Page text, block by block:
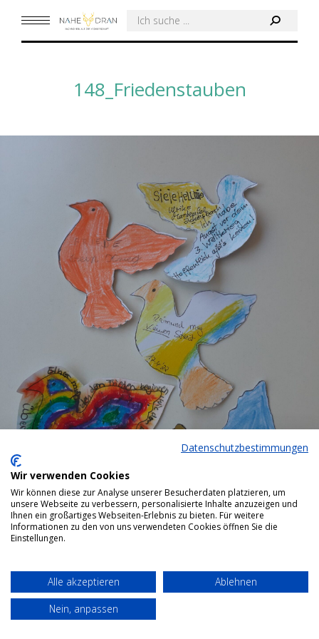
Search:
148_Friedenstauben
Datenschutzbestimmungen
Wir verwenden Cookies
Wir können diese zur Analyse unserer Besucherdaten platzieren, um
unsere Webseite zu verbessern, personalisierte Inhalte anzuzeigen und
Ihnen ein großartiges Webseiten-Erlebnis zu bieten. Für weitere
Informationen zu den von uns verwendeten Cookies öffnen Sie die
Einstellungen.
Alle akzeptieren
Ablehnen
Nein, anpassen